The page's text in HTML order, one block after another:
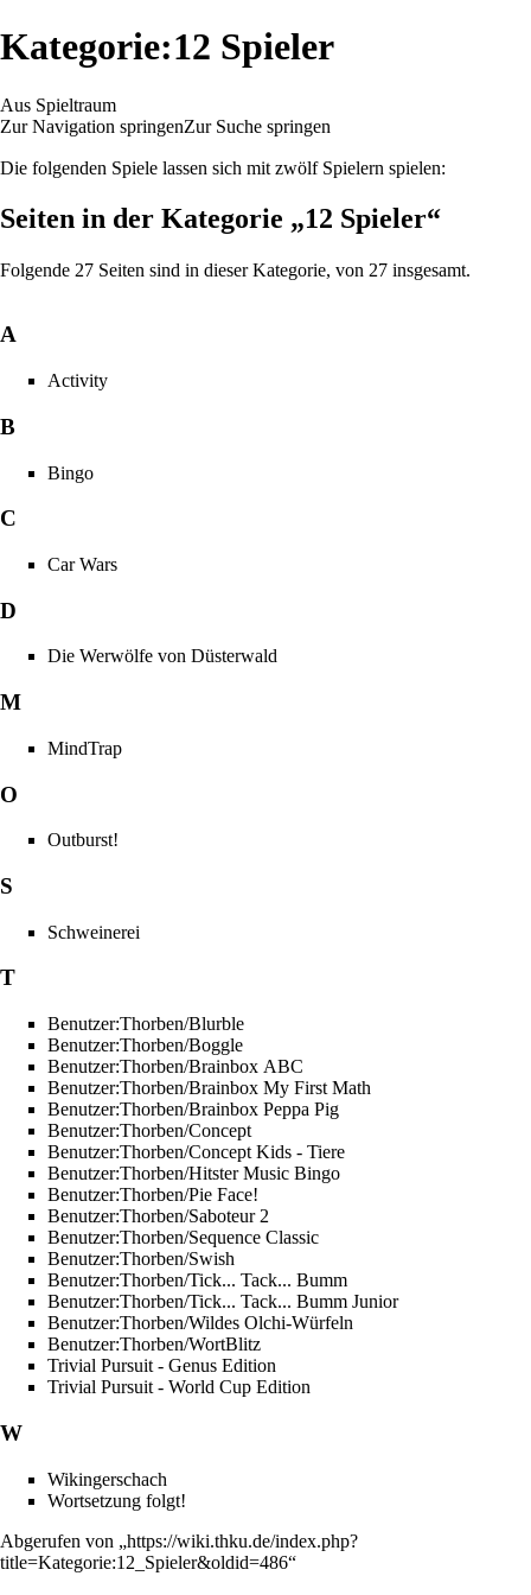
Kategorie:12 Spieler
Aus Spieltraum
Zur Navigation springenZur Suche springen
Die folgenden Spiele lassen sich mit zwölf Spielern spielen:
Seiten in der Kategorie „12 Spieler“
Folgende 27 Seiten sind in dieser Kategorie, von 27 insgesamt.
A
Activity
B
Bingo
C
Car Wars
D
Die Werwölfe von Düsterwald
M
MindTrap
O
Outburst!
S
Schweinerei
T
Benutzer:Thorben/Blurble
Benutzer:Thorben/Boggle
Benutzer:Thorben/Brainbox ABC
Benutzer:Thorben/Brainbox My First Math
Benutzer:Thorben/Brainbox Peppa Pig
Benutzer:Thorben/Concept
Benutzer:Thorben/Concept Kids - Tiere
Benutzer:Thorben/Hitster Music Bingo
Benutzer:Thorben/Pie Face!
Benutzer:Thorben/Saboteur 2
Benutzer:Thorben/Sequence Classic
Benutzer:Thorben/Swish
Benutzer:Thorben/Tick... Tack... Bumm
Benutzer:Thorben/Tick... Tack... Bumm Junior
Benutzer:Thorben/Wildes Olchi-Würfeln
Benutzer:Thorben/WortBlitz
Trivial Pursuit - Genus Edition
Trivial Pursuit - World Cup Edition
W
Wikingerschach
Wortsetzung folgt!
Abgerufen von „https://wiki.thku.de/index.php?
title=Kategorie:12_Spieler&oldid=486“